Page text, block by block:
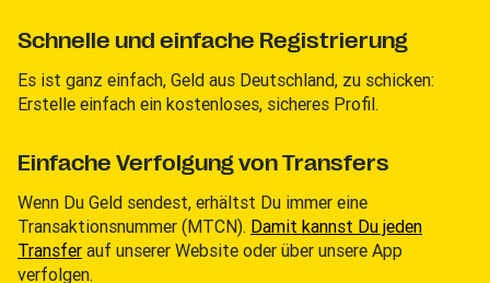
Schnelle und einfache Registrierung
Es ist ganz einfach, Geld aus Deutschland, zu schicken:
Erstelle einfach ein kostenloses, sicheres Profil.
Einfache Verfolgung von Transfers
Wenn Du Geld sendest, erhältst Du immer eine
Transaktionsnummer (MTCN). Damit kannst Du jeden
Transfer auf unserer Website oder über unsere App
verfolgen.